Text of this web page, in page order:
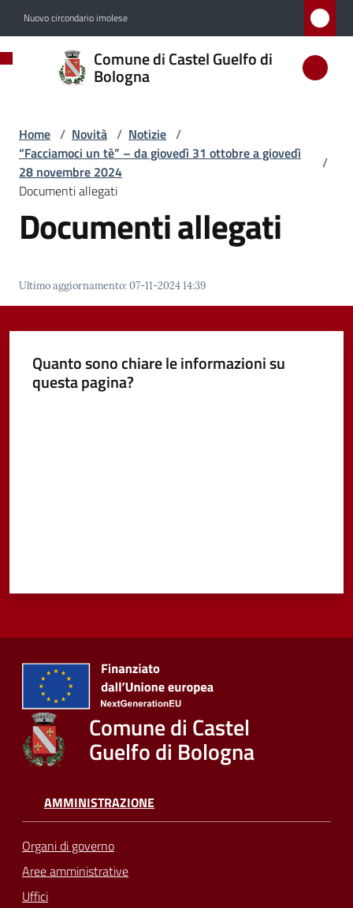
Nuovo circondario imolese
Comune di Castel Guelfo di
Bologna
Comune
di
Guelfo
di
Bologna
Amministrazione
Novità
Menu selezionato
Vivere
Tutti
Seguici
su
Home / Novità / Notizie /
“Facciamoci un tè” – da giovedì 31 ottobre a giovedì
28 novembre 2024
/
Documenti allegati
Documenti allegati
Ultimo aggiornamento:07-11-2024 14:39
Quanto sono chiare le informazioni su
questa pagina?
Comune di Castel
Guelfo di Bologna
AMMINISTRAZIONE
Organi di governo
Aree amministrative
Uffici